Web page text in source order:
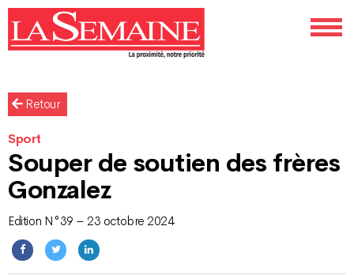
Retour
Sport
Souper de soutien des frères
Gonzalez
Edition N°39 – 23 octobre 2024